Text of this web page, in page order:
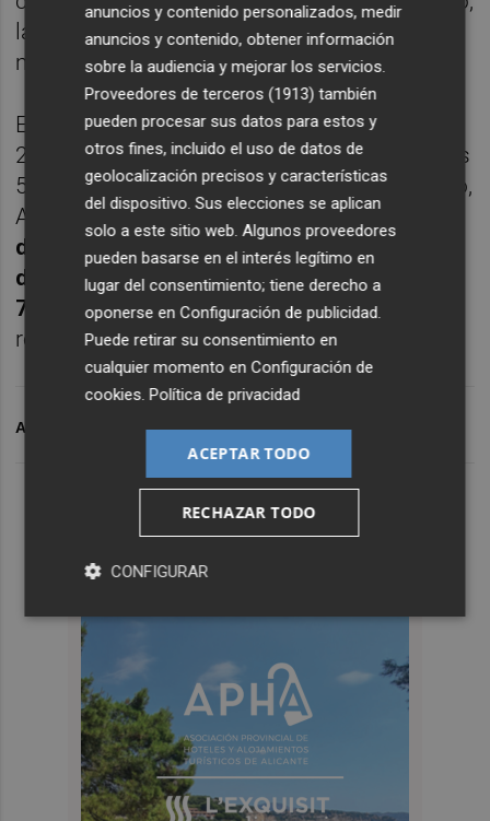
la compañía contaba con una caja de 331
millones.
El parque de máquinas se incrementó un
2,2% respecto al año anterior, alcanzando las
55.219 y reflejando el crecimiento en México,
Argentina Panamá e Italia.El número total
de salas de juego y tiendas de apuestas
deportivas se incrementó un 2,1% y un
7,9%
, hasta alcanzar los 144 y 150,
respectivamente.
ARCHIVADO EN CODERE
anuncios y contenido personalizados, medir
anuncios y contenido, obtener información
sobre la audiencia y mejorar los servicios.
Proveedores de terceros (1913) también
pueden procesar sus datos para estos y
otros fines, incluido el uso de datos de
geolocalización precisos y características
del dispositivo. Sus elecciones se aplican
solo a este sitio web. Algunos proveedores
pueden basarse en el interés legítimo en
lugar del consentimiento; tiene derecho a
oponerse enConfiguración de publicidad.
Puede retirar su consentimiento en
cualquier momento enConfiguración de
cookies.Política de privacidad
ACEPTAR TODO
RECHAZAR TODO
CONFIGURAR